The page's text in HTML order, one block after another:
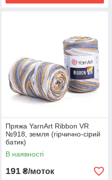
Пряжа YarnArt Ribbon VR
№918, земля (гірчично-сірий
батик)
В наявності
191 ₴/моток